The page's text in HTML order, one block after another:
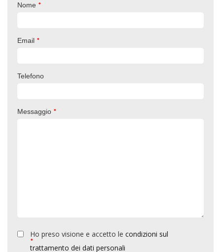
Nome *
Email *
Telefono
Messaggio *
*
Ho preso visione e accetto le condizioni sul
trattamento dei dati personali